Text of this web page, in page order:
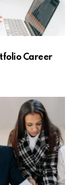
Career